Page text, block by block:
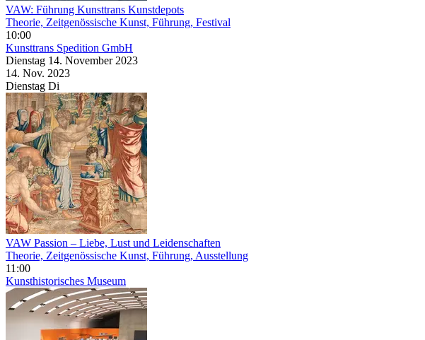
VAW: Führung Kunsttrans Kunstdepots
Theorie, Zeitgenössische Kunst, Führung, Festival
10:00
Kunsttrans Spedition GmbH
Dienstag 14. November 2023
14. Nov. 2023
Dienstag Di
VAW Passion – Liebe, Lust und Leidenschaften
Theorie, Zeitgenössische Kunst, Führung, Ausstellung
11:00
Kunsthistorisches Museum